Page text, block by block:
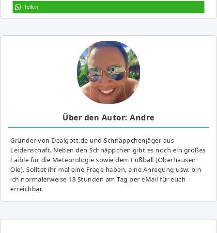
teilen
Über den Autor: Andre
Gründer von Dealgott.de und Schnäppchenjäger aus
Leidenschaft. Neben den Schnäppchen gibt es noch ein großes
Fai­ble für die Meteorologie sowie dem Fußball (Oberhausen
Ole). Solltet ihr mal eine Frage haben, eine Anregung usw. bin
ich normalerweise 18 Stunden am Tag per eMail für euch
erreichbar.